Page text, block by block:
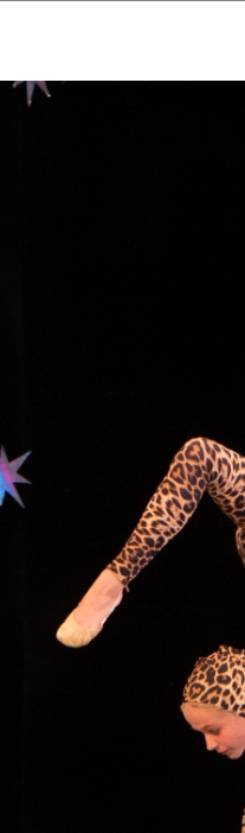
Коллективы Новости
ОТЧЕТЫ ГКЦ